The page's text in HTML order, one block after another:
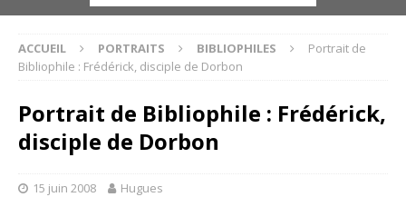
ACCUEIL PORTRAITS BIBLIOPHILES
Portrait de
Bibliophile : Frédérick, disciple de Dorbon
Portrait de Bibliophile : Frédérick,
disciple de Dorbon
15 juin 2008 Hugues